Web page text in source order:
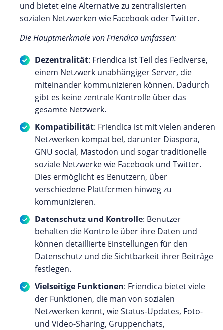
und bietet eine Alternative zu zentralisierten
sozialen Netzwerken wie Facebook oder Twitter.
Die Hauptmerkmale von Friendica umfassen:
Dezentralität: Friendica ist Teil des Fediverse,
einem Netzwerk unabhängiger Server, die
miteinander kommunizieren können. Dadurch
gibt es keine zentrale Kontrolle über das
gesamte Netzwerk.
Kompatibilität: Friendica ist mit vielen anderen
Netzwerken kompatibel, darunter Diaspora,
GNU social, Mastodon und sogar traditionelle
soziale Netzwerke wie Facebook und Twitter.
Dies ermöglicht es Benutzern, über
verschiedene Plattformen hinweg zu
kommunizieren.
Datenschutz und Kontrolle: Benutzer
behalten die Kontrolle über ihre Daten und
können detaillierte Einstellungen für den
Datenschutz und die Sichtbarkeit ihrer Beiträge
festlegen.
Vielseitige Funktionen: Friendica bietet viele
der Funktionen, die man von sozialen
Netzwerken kennt, wie Status-Updates, Foto-
und Video-Sharing, Gruppenchats,